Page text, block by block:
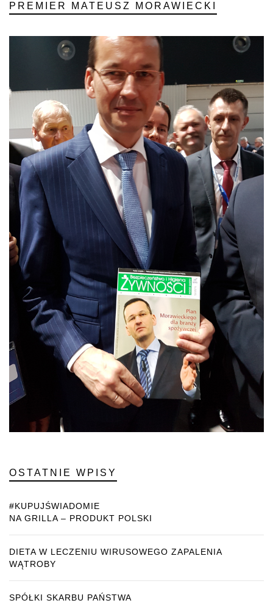
PREMIER MATEUSZ MORAWIECKI
OSTATNIE WPISY
#KUPUJŚWIADOMIE
NA GRILLA – PRODUKT POLSKI
DIETA W LECZENIU WIRUSOWEGO ZAPALENIA
WĄTROBY
SPÓŁKI SKARBU PAŃSTWA